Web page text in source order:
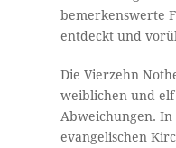
bemerkenswerte
entdeckt und
Die Vierzehn
weiblichen und
Abweichungen.
evangelischen